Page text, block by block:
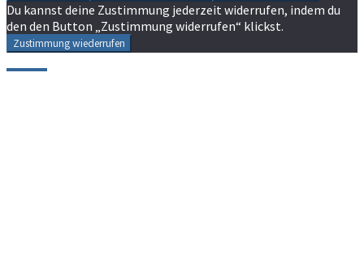
Du kannst deine Zustimmung jederzeit widerrufen, indem du
den den Button „Zustimmung widerrufen“ klickst.
Zustimmung wiederrufen